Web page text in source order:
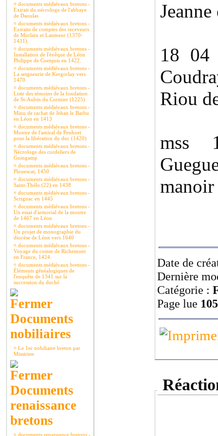
¤ documents médiévaux bretons -
Extrait du nécrologe de l'abbaye
de Daoulas
¤ documents médiévaux bretons -
Extraits de comptes des receveurs
de Morlaix et Lanmeur (1370-
1431).
¤ documents médiévaux bretons -
Installation de l'évêque de Léon
Philippe de Coetquis en 1422.
¤ documents médiévaux bretons -
La seigneurie de Kergorlay vers
1470
¤ documents médiévaux bretons -
Liste des témoins de la fondation
de St-Aubin du Cormier (1225)
¤ documents médiévaux bretons -
Minu de rachat de Jehan le Barbu
en Léon en 1413
¤ documents médiévaux bretons -
Montre de l'amiral de Penhoet
pour la libération du duc (1420)
¤ documents médiévaux bretons -
Nécrologe des cordeliers de
Guingamp
¤ documents médiévaux bretons -
Plouescat, 1450
¤ documents médiévaux bretons -
Saint-Thélo (22) en 1438
¤ documents médiévaux bretons -
Scrignac en 1445
¤ documents médiévaux bretons -
Un essai d'armorial de la montre
de 1467 en Léon
¤ documents médiévaux bretons -
Un projet de monographie du
diocèse de Léon vers 1640
¤ documents médiévaux bretons -
Voyage du comte de Richemont
en France, 1424.
¤ documents médiévaux bretons -
Éléments généalogiques de
l'enquête de 1341 sur la
succession du duché
Documents
nobiliaires
¤ Le 1er nobiliaire breton par
Missirien
Documents
renaissance
bretons
¤ documents renaissance bretons -
18 04
Riou
mss
manoir
Date de
Dernière
Catégorie :
Page lue